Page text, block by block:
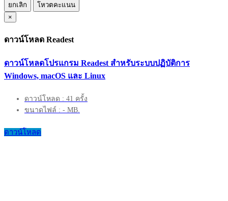
ยกเลิก
โหวตคะแนน
×
ดาวน์โหลด Readest
ดาวน์โหลดโปรแกรม Readest สำหรับระบบปฏิบัติการ
Windows, macOS และ Linux
ดาวน์โหลด : 41 ครั้ง
ขนาดไฟล์ : - MB.
ดาวน์โหลด